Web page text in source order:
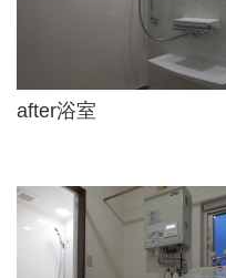
after浴室